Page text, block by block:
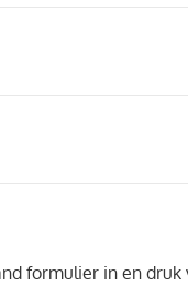
formulier in en druk